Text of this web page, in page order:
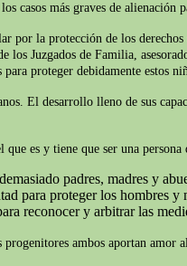
casos más graves de alienación
por la protección de los
los Juzgados de Familia,
proteger debidamente estos
El desarrollo lleno de sus
es y tiene que ser una
padres, madres y
para proteger los hombres
reconocer y arbitrar las
ambos aportan